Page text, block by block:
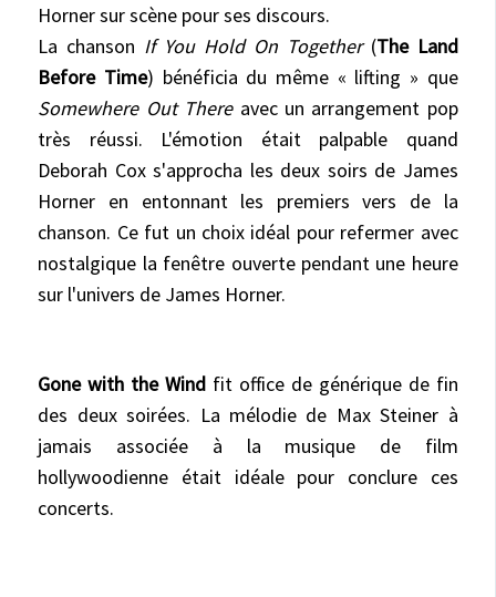
Horner sur scène pour ses discours.
La chanson If You Hold On Together(The Land
Before Time) bénéficia du même « lifting » que
Somewhere Out Thereavec un arrangement pop
très réussi. L'émotion était palpable quand
Deborah Cox s'approcha les deux soirs de James
Horner en entonnant les premiers vers de la
chanson. Ce fut un choix idéal pour refermer avec
nostalgique la fenêtre ouverte pendant une heure
sur l'univers de James Horner.
Gone with the Wind fit office de générique de fin
des deux soirées. La mélodie de Max Steiner à
jamais associée à la musique de film
hollywoodienne était idéale pour conclure ces
concerts.